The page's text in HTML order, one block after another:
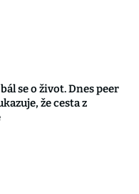
se o život. Dnes peer
že cesta z